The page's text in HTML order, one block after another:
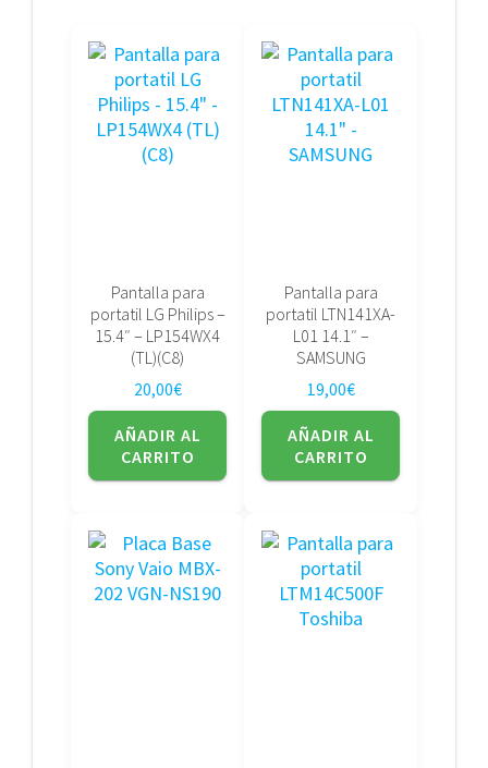
Pantalla para
portatil LG Philips –
15.4″ – LP154WX4
(TL)(C8)
20,00€
AÑADIR AL
CARRITO
Pantalla para
portatil LTN141XA-
L01 14.1″ –
SAMSUNG
19,00€
AÑADIR AL
CARRITO